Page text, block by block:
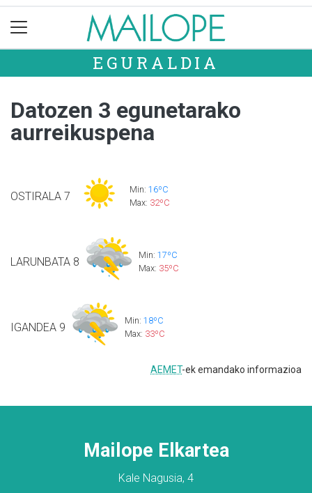
EGURALDIA
Datozen 3 egunetarako
aurreikuspena
OSTIRALA 7
Min: 16ºC
Max: 32ºC
LARUNBATA 8
Min: 17ºC
Max: 35ºC
IGANDEA 9
Min: 18ºC
Max: 33ºC
AEMET-ek emandako informazioa
Mailope Elkartea
Kale Nagusia, 4